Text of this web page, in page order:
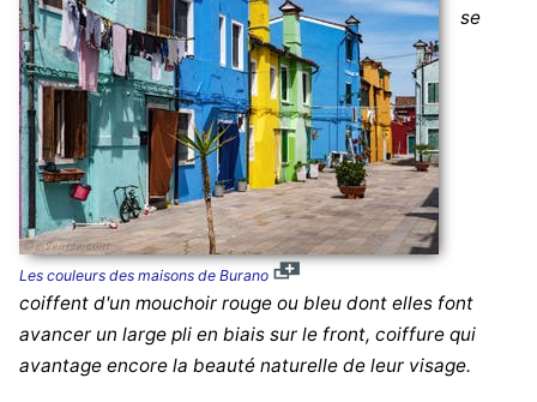
Les couleurs des maisons de Burano
se
coiffent d'un mouchoir rouge ou bleu dont elles font
avancer un large pli en biais sur le front, coiffure qui
avantage encore la beauté naturelle de leur visage.